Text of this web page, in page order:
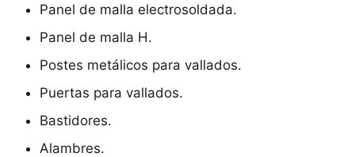
Panel de malla electrosoldada.
Panel de malla H.
Postes metálicos para vallados.
Puertas para vallados.
Bastidores.
Alambres.